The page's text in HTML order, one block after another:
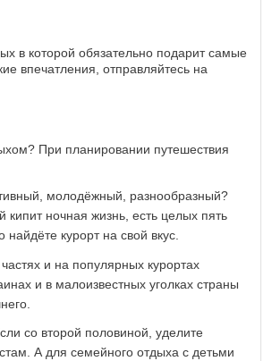
в которой обязательно подарит самые
впечатления, отправляйтесь на
При планировании путешествия
молодёжный, разнообразный?
кипит ночная жизнь, есть целых пять
курорт на свой вкус.
и на популярных курортах
и в малоизвестных уголках страны
со второй половиной, уделите
А для семейного отдыха с детьми